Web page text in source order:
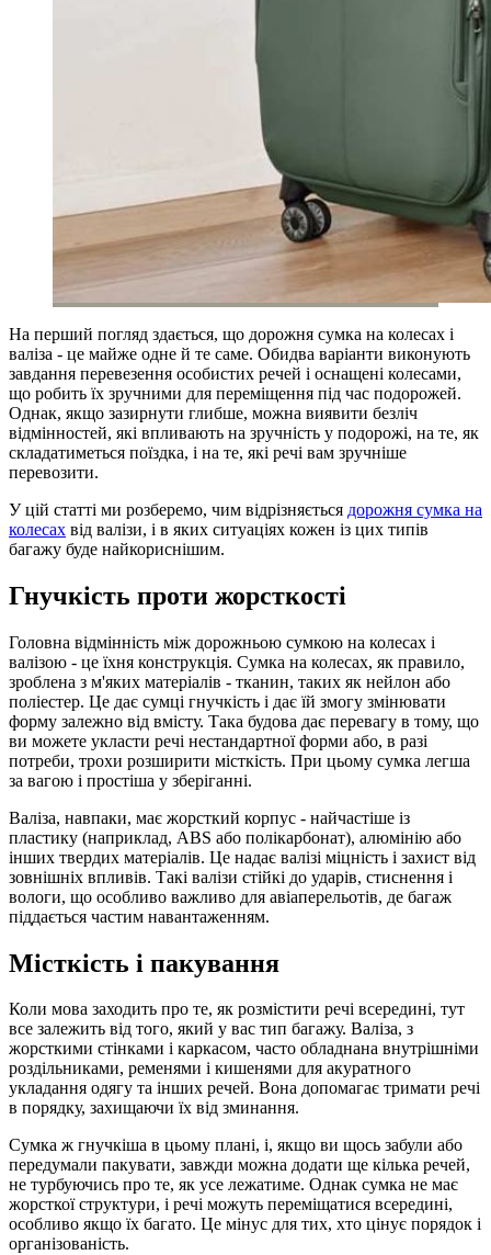
На перший погляд здається, що дорожня сумка на колесах і
валіза - це майже одне й те саме. Обидва варіанти виконують
завдання перевезення особистих речей і оснащені колесами,
що робить їх зручними для переміщення під час подорожей.
Однак, якщо зазирнути глибше, можна виявити безліч
відмінностей, які впливають на зручність у подорожі, на те, як
складатиметься поїздка, і на те, які речі вам зручніше
перевозити.
У цій статті ми розберемо, чим відрізняється дорожня сумка на
колесах від валізи, і в яких ситуаціях кожен із цих типів
багажу буде найкориснішим.
Гнучкість проти жорсткості
Головна відмінність між дорожньою сумкою на колесах і
валізою - це їхня конструкція. Сумка на колесах, як правило,
зроблена з м'яких матеріалів - тканин, таких як нейлон або
поліестер. Це дає сумці гнучкість і дає їй змогу змінювати
форму залежно від вмісту. Така будова дає перевагу в тому, що
ви можете укласти речі нестандартної форми або, в разі
потреби, трохи розширити місткість. При цьому сумка легша
за вагою і простіша у зберіганні.
Валіза, навпаки, має жорсткий корпус - найчастіше із
пластику (наприклад, ABS або полікарбонат), алюмінію або
інших твердих матеріалів. Це надає валізі міцність і захист від
зовнішніх впливів. Такі валізи стійкі до ударів, стиснення і
вологи, що особливо важливо для авіаперельотів, де багаж
піддається частим навантаженням.
Місткість і пакування
Коли мова заходить про те, як розмістити речі всередині, тут
все залежить від того, який у вас тип багажу. Валіза, з
жорсткими стінками і каркасом, часто обладнана внутрішніми
роздільниками, ременями і кишенями для акуратного
укладання одягу та інших речей. Вона допомагає тримати речі
в порядку, захищаючи їх від зминання.
Сумка ж гнучкіша в цьому плані, і, якщо ви щось забули або
передумали пакувати, завжди можна додати ще кілька речей,
не турбуючись про те, як усе лежатиме. Однак сумка не має
жорсткої структури, і речі можуть переміщатися всередині,
особливо якщо їх багато. Це мінус для тих, хто цінує порядок і
організованість.